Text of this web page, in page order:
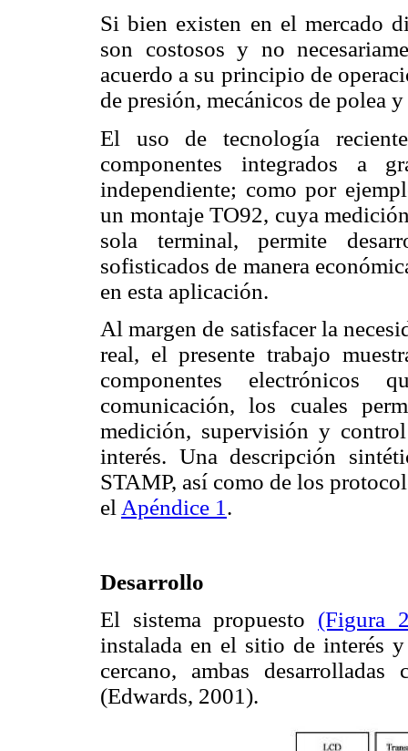
Si bien existen en el mercado
son costosos y no
acuerdo a su principio de
de presión, mecánicos de polea
El uso de tecnología
componentes integrados a
independiente; como por
un montaje TO92, cuya
sola terminal, permite
sofisticados de manera
en esta aplicación.
Al margen de satisfacer la
real, el presente trabajo
componentes electrónicos
comunicación, los cuales
medición, supervisión y
interés. Una descripción
STAMP, así como de los
el Apéndice 1 .
Desarrollo
El sistema propuesto (Figura
instalada en el sitio de interés
cercano, ambas
(Edwards, 2001).